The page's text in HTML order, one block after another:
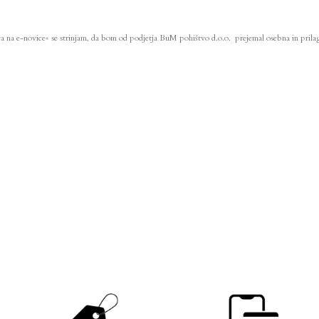
na e-novice« se strinjam, da bom od podjetja BuM pohištvo d.o.o. prejemal osebna in